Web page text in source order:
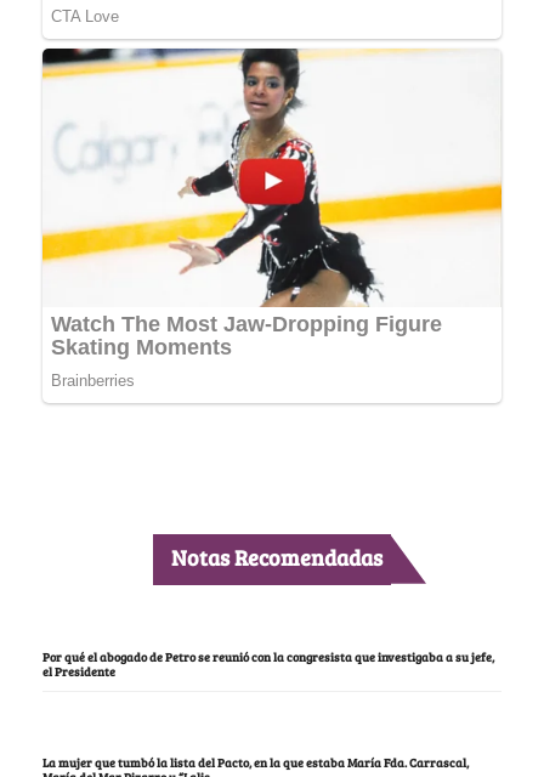
Notas Recomendadas
Por qué el abogado de Petro se reunió con la congresista que investigaba a su jefe,
el Presidente
La mujer que tumbó la lista del Pacto, en la que estaba María Fda. Carrascal,